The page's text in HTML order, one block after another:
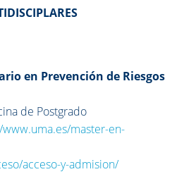
en Prevención de Riesgos
de Postgrado
master-en-
acceso-y-admision/